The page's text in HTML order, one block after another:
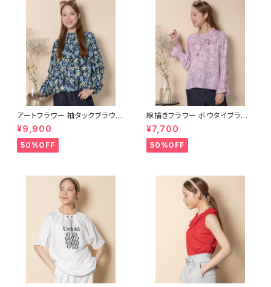
アートフラワー 袖タックブラウス
【5664006】
¥9,900
50%OFF
線描きフラワー ボウタイブラウ
ス【5664004】
¥7,700
50%OFF